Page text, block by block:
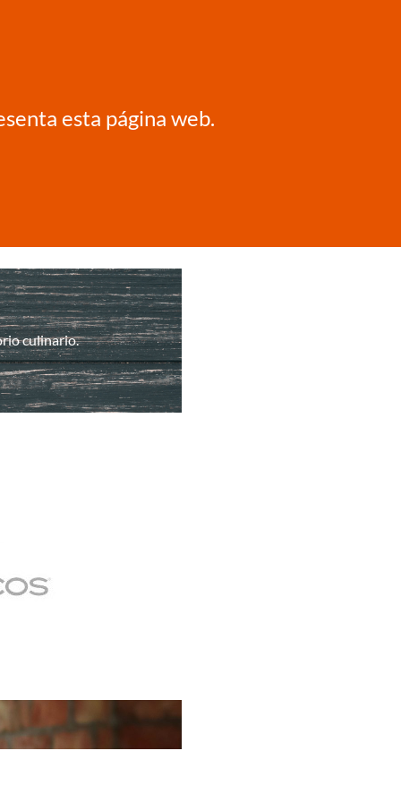
esta página web.
culinario.